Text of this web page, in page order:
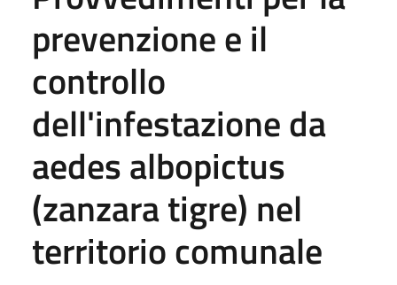
prevenzione e il
controllo
dell'infestazione da
aedes albopictus
(zanzara tigre) nel
territorio comunale